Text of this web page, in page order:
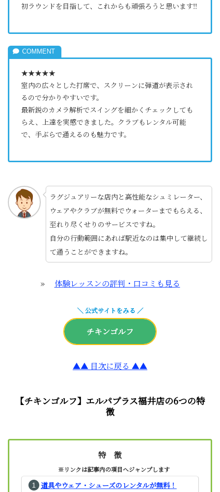
初ラウンドを目指して、これからも頑張ろうと思います‼️
★★★★★
室内の広々とした打席で、スクリーンに弾道が表示され
るので分かりやすいです。
最新鋭のカメラ解析でスイングを細かくチェックしても
らえ、上達を実感できました。クラブもレンタル可能
で、手ぶらで通えるのも魅力です。
ラグジュアリーな店内と高性能なシュミレーター、
ウェアやクラブが無料でウォーターまでもらえる、
至れり尽くせりのサービスですね。
自分の行動範囲にあれば駅近なのは集中して継続し
て通うことができますね。
» 体験レッスンの評判・口コミも見る
＼ 公式サイトをみる ／
チキンゴルフ
▲▲ 目次に戻る ▲▲
【チキンゴルフ】エルパプラス福井店の6つの特
徴
特 徴
※リンクは記事内の項目へジャンプします
道具やウェア・シューズのレンタルが無料！